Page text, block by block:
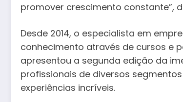
promover crescimento constante”,
Desde 2014, o especialista em
conhecimento através de cursos e
apresentou a segunda edição da
profissionais de diversos
experiências incríveis.